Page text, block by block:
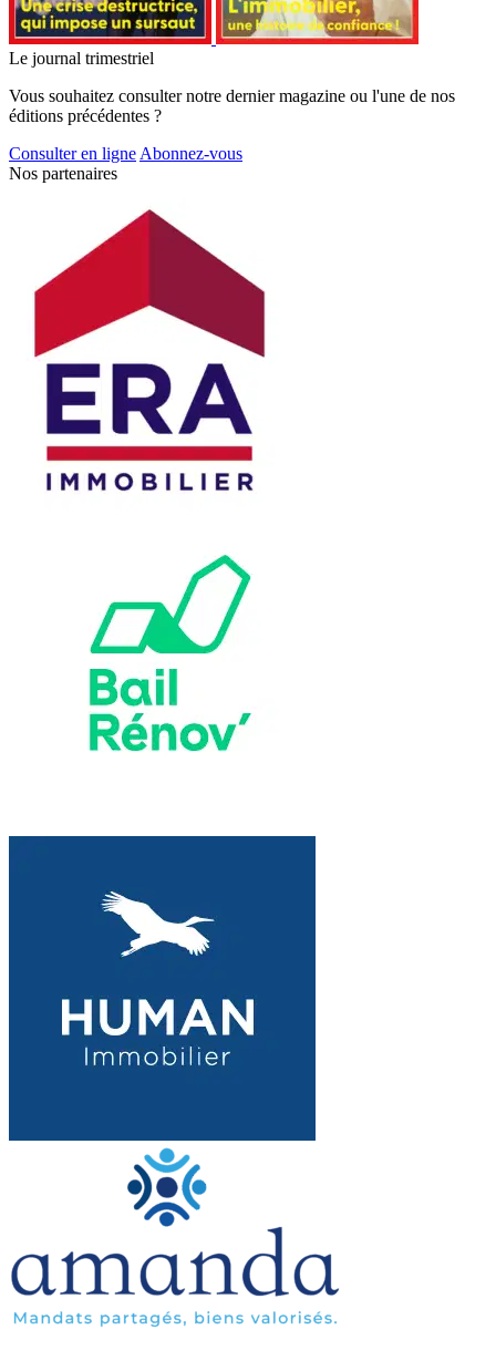
Le journal trimestriel
Vous souhaitez consulter notre dernier magazine ou l'une de nos
éditions précédentes ?
Consulter en ligneAbonnez-vous
Nos partenaires